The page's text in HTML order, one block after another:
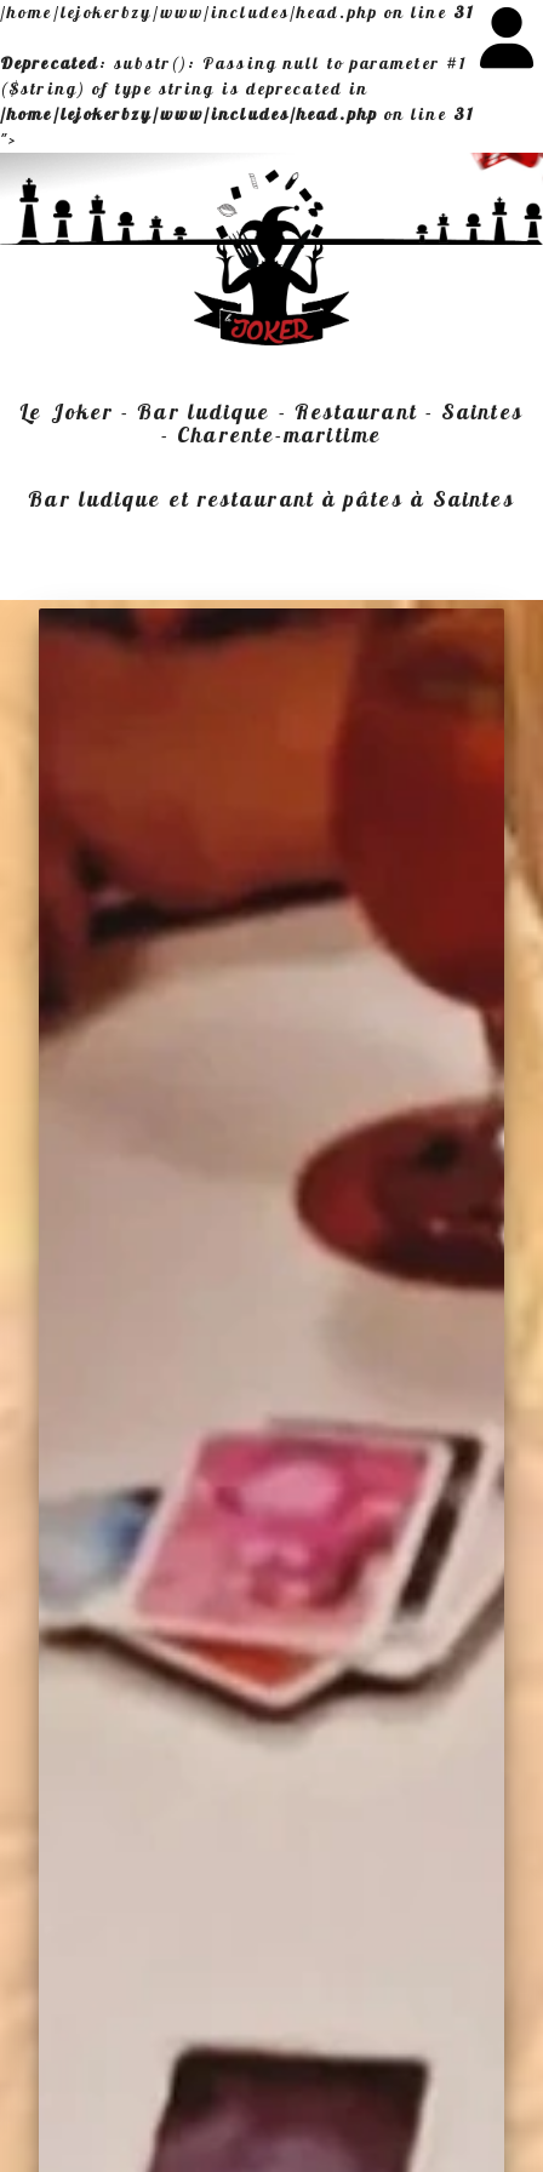
/home/lejokerbzy/www/includes/head.php on line 31
Deprecated: substr(): Passing null to parameter #1
($string) of type string is deprecated in
/home/lejokerbzy/www/includes/head.php on line 31
">
Le Joker - Bar ludique - Restaurant - Saintes
- Charente-maritime
Bar ludique et restaurant à pâtes à Saintes